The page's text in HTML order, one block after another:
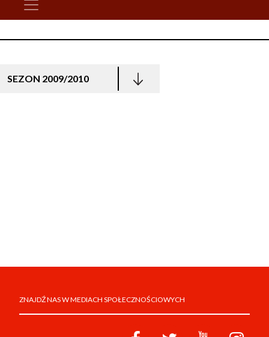
SEZON 2009/2010
ZNAJDŹ NAS W MEDIACH SPOŁECZNOŚCIOWYCH